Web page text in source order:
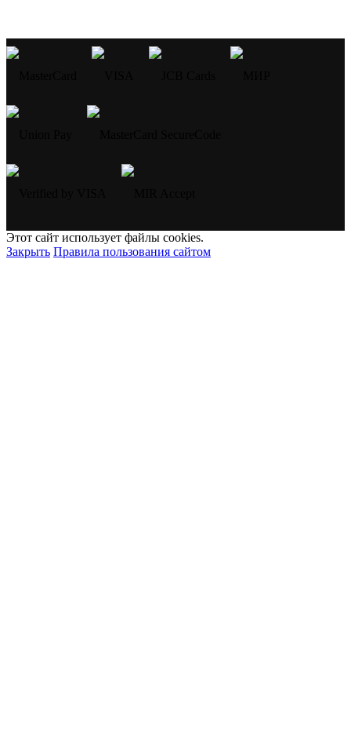
Этот сайт использует файлы cookies.
Закрыть Правила пользования сайтом